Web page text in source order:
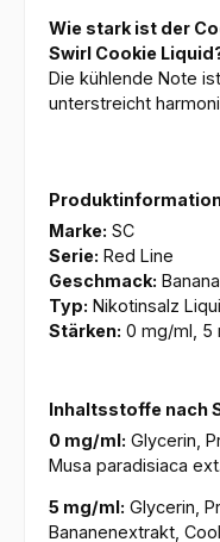
Wie stark ist der
Swirl Cookie
Die kühlende Note
unterstreicht
Marke: SC
Serie: Red Line
Geschmack:
Typ: Nikotinsalz
Stärken: 0 mg/ml, 5
Inhaltsstoffe nach
0 mg/ml: Glycerin,
Musa paradisiaca
5 mg/ml: Glycerin,
Bananenextrakt,